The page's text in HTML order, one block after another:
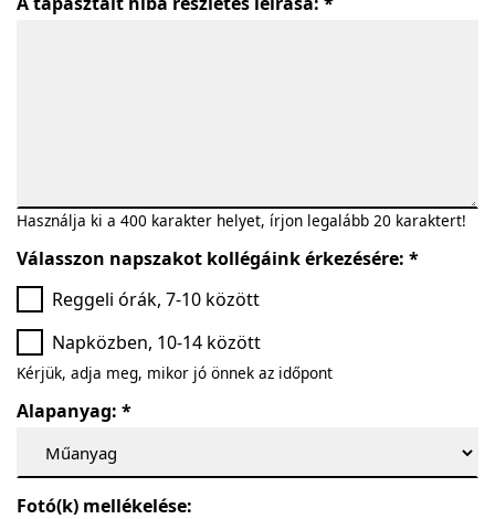
Használja ki a 400 karakter helyet, írjon legalább 20 karaktert!
Válasszon napszakot kollégáink érkezésére: *
Reggeli órák, 7-10 között
Napközben, 10-14 között
Kérjük, adja meg, mikor jó önnek az időpont
Alapanyag: *
Fotó(k) mellékelése: